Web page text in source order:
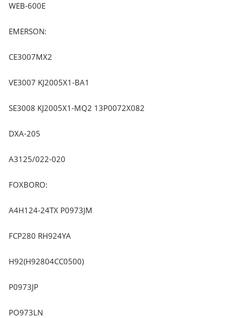
WEB-600E
EMERSON:
CE3007MX2
VE3007 KJ2005X1-BA1
SE3008 KJ2005X1-MQ2 13P0072X082
DXA-205
A3125/022-020
FOXBORO:
A4H124-24TX P0973JM
FCP280 RH924YA
H92(H92804CC0500)
P0973JP
PO973LN